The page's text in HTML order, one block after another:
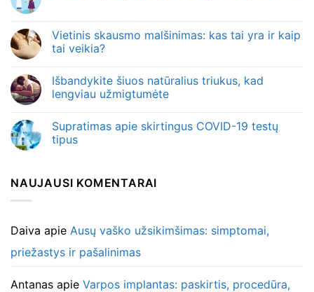
Vietinis skausmo malšinimas: kas tai yra ir kaip
tai veikia?
Išbandykite šiuos natūralius triukus, kad
lengviau užmigtumėte
Supratimas apie skirtingus COVID-19 testų
tipus
NAUJAUSI KOMENTARAI
Daiva apie Ausų vaško užsikimšimas: simptomai,
priežastys ir pašalinimas
Antanas apie Varpos implantas: paskirtis, procedūra,